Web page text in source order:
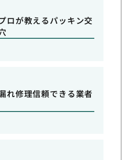
ロが教えるパッキン交
れ修理信頼できる業者